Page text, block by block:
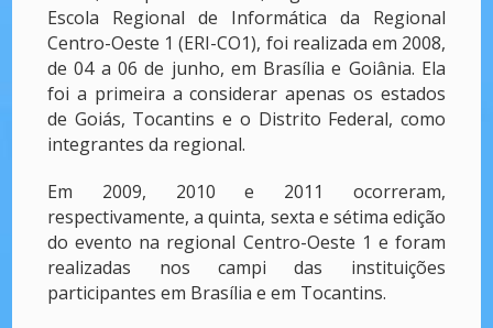
Escola Regional de Informática da Regional
Centro-Oeste 1 (ERI-CO1), foi realizada em 2008,
de 04 a 06 de junho, em Brasília e Goiânia. Ela
foi a primeira a considerar apenas os estados
de Goiás, Tocantins e o Distrito Federal, como
integrantes da regional.
Em 2009, 2010 e 2011 ocorreram,
respectivamente, a quinta, sexta e sétima edição
do evento na regional Centro-Oeste 1 e foram
realizadas nos campi das instituições
participantes em Brasília e em Tocantins.